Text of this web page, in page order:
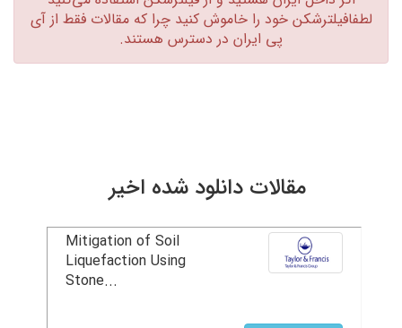
لطفافیلترشکن خود را خاموش کنید چرا که مقالات فقط از آی
پی ایران در دسترس هستند.‏
مقالات دانلود شده اخیر
Mitigation of Soil
Liquefaction Using
Stone...